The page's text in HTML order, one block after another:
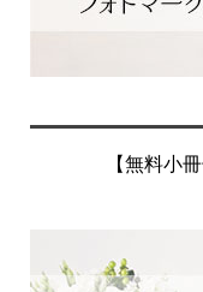
【無料小